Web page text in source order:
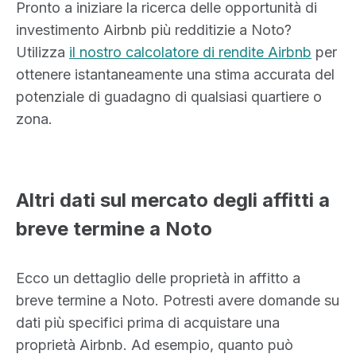
Pronto a iniziare la ricerca delle opportunità di
investimento Airbnb più redditizie a Noto?
Utilizza il nostro calcolatore di rendite Airbnb per
ottenere istantaneamente una stima accurata del
potenziale di guadagno di qualsiasi quartiere o
zona.
Altri dati sul mercato degli affitti a
breve termine a Noto
Ecco un dettaglio delle proprietà in affitto a
breve termine a Noto. Potresti avere domande su
dati più specifici prima di acquistare una
proprietà Airbnb. Ad esempio, quanto può